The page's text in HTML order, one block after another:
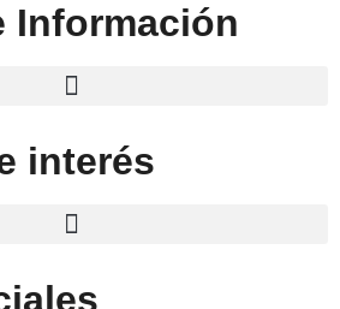
Información
interés